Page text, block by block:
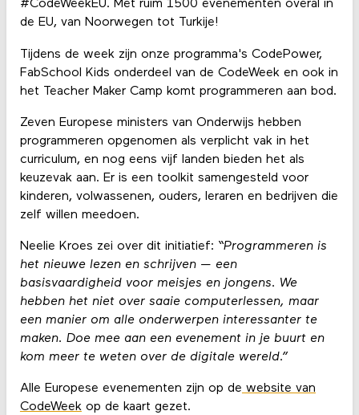
#CodeWeekEU. Met ruim 1500 evenementen overal in
de EU, van Noorwegen tot Turkije!
Tijdens de week zijn onze programma's CodePower,
FabSchool Kids onderdeel van de CodeWeek en ook in
het Teacher Maker Camp komt programmeren aan bod.
Zeven Europese ministers van Onderwijs hebben
programmeren opgenomen als verplicht vak in het
curriculum, en nog eens vijf landen bieden het als
keuzevak aan. Er is een toolkit samengesteld voor
kinderen, volwassenen, ouders, leraren en bedrijven die
zelf willen meedoen.
Neelie Kroes zei over dit initiatief: “Programmeren is
het nieuwe lezen en schrijven — een
basisvaardigheid voor meisjes en jongens. We
hebben het niet over saaie computerlessen, maar
een manier om alle onderwerpen interessanter te
maken. Doe mee aan een evenement in je buurt en
kom meer te weten over de digitale wereld.”
Alle Europese evenementen zijn op de website van
CodeWeekop de kaart gezet.